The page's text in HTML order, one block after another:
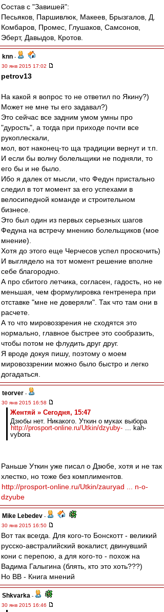
Состав с "Завишей":
Песьяков, Паршивлюк, Макеев, Брызгалов, Д.
Комбаров, Промес, Глушаков, Самсонов,
Эберт, Давыдов, Кротов.
knn -
30 янв 2015 17:02
petrov13
На какой я вопрос то не ответил по Якину?)
Может не мне ты его задавал?)
Это сейчас все задним умом умны про
"дурость", а тогда при приходе почти все
рукоплескали,
мол, вот наконец-то ща традиции вернут и т.п.
И если бы волну болельщики не подняли, то
его бы и не было.
Ибо я далек от мысли, что Федун пристально
следил в тот момент за его успехами в
велосипедной команде и строительном
бизнесе.
Это был один из первых серьезных шагов
Федуна на встречу мнению болельщиков (мое
мнение).
Хотя до этого еще Черчесов успел проскочить)
И выглядело на тот момент решение вполне
себе благородно.
А про сбитого летчика, согласен, гадость, но не
меньшая, чем формулировка гентренера при
отставке "мне не доверяли". Так что там они в
расчете.
А то что мировоззрения не сходятся это
нормально, главное быстрее это сообразить,
чтобы потом не флудить друг друг.
Я вроде докуя пишу, поэтому о моем
мировоззрении можно было быстро и легко
догадаться.
teorver -
30 янв 2015 16:58
Жентяй » Сегодня, 15:47
Дзюбы нет. Никакого. Уткин о муках выбора
http://prosport-online.ru/Utkin/dzyuby- ... kah-
vybora
Раньше Уткин уже писал о Дзюбе, хотя и не так
хлестко, но тоже без комплиментов.
http://prosport-online.ru/Utkin/zauryad ... n-o-
dzyube
Mike Lebedev -
30 янв 2015 16:50
Вот так всегда. Для кого-то Бонскотт - великий
русско-австралийский вокалист, двинувший
кони с перепою, а для кого-то - похож на
Вадима Галыгина (блять, кто это хоть???)
Но ВВ - Книга мнений
Shkvarka -
30 янв 2015 16:46